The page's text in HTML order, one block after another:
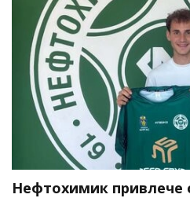
Нефтохимик привлече